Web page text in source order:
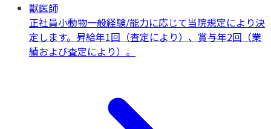
獣医師
正社員小動物一般経験/能力に応じて当院規定により決
定します。昇給年1回（査定により）、賞与年2回（業
績および査定により）。